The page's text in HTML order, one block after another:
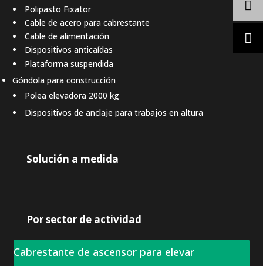
Polipasto Fixator
Cable de acero para cabrestante
Cable de alimentación
Dispositivos anticaídas
Plataforma suspendida
Góndola para construcción
Polea elevadora 2000 kg
Dispositivos de anclaje para trabajos en altura
Solución a medida
Por sector de actividad
Cabrestante de ascensor para elevar